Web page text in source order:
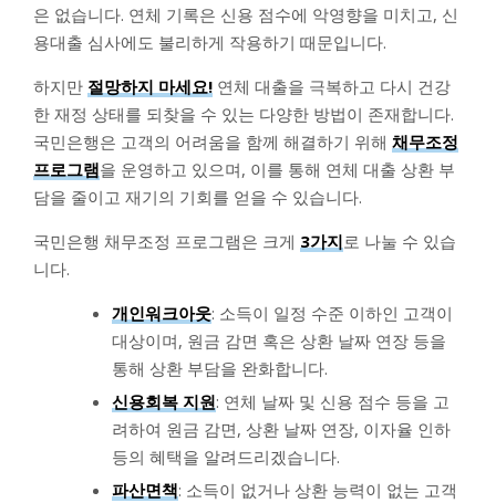
은 없습니다. 연체 기록은 신용 점수에 악영향을 미치고, 신
용대출 심사에도 불리하게 작용하기 때문입니다.
하지만 절망하지 마세요! 연체 대출을 극복하고 다시 건강
한 재정 상태를 되찾을 수 있는 다양한 방법이 존재합니다.
국민은행은 고객의 어려움을 함께 해결하기 위해 채무조정
프로그램을 운영하고 있으며, 이를 통해 연체 대출 상환 부
담을 줄이고 재기의 기회를 얻을 수 있습니다.
국민은행 채무조정 프로그램은 크게 3가지로 나눌 수 있습
니다.
개인워크아웃: 소득이 일정 수준 이하인 고객이
대상이며, 원금 감면 혹은 상환 날짜 연장 등을
통해 상환 부담을 완화합니다.
신용회복 지원: 연체 날짜 및 신용 점수 등을 고
려하여 원금 감면, 상환 날짜 연장, 이자율 인하
등의 혜택을 알려드리겠습니다.
파산면책: 소득이 없거나 상환 능력이 없는 고객